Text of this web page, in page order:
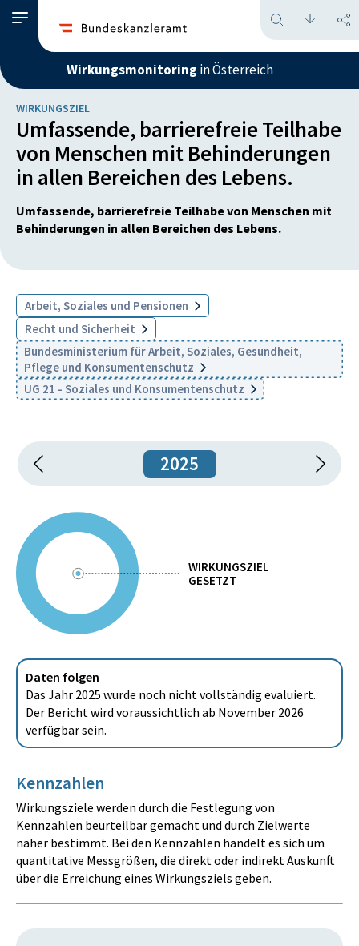
Wirkungsmonitoring in Österreich
WIRKUNGSZIEL
Umfassende, barrierefreie Teilhabe
von Menschen mit Behinderungen
in allen Bereichen des Lebens.
Umfassende, barrierefreie Teilhabe von Menschen mit
Behinderungen in allen Bereichen des Lebens.
Arbeit, Soziales und Pensionen
Recht und Sicherheit
Bundesministerium für Arbeit, Soziales, Gesundheit,
Pflege und Konsumentenschutz
UG 21 - Soziales und Konsumentenschutz
2025
WIRKUNGSZIEL
GESETZT
Daten folgen
Das Jahr 2025 wurde noch nicht vollständig evaluiert.
Der Bericht wird voraussichtlich ab November 2026
verfügbar sein.
Kennzahlen
Wirkungsziele werden durch die Festlegung von
Kennzahlen beurteilbar gemacht und durch Zielwerte
näher bestimmt. Bei den Kennzahlen handelt es sich um
quantitative Messgrößen, die direkt oder indirekt Auskunft
über die Erreichung eines Wirkungsziels geben.